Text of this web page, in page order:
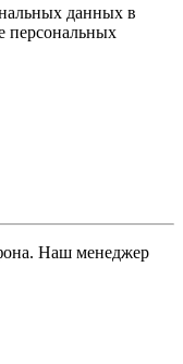
данных в
персональных
Наш менеджер